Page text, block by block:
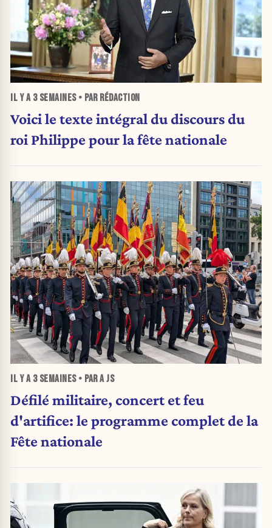
IL Y A 3 SEMAINES• PAR RÉDACTION
Voici le texte intégral du discours du
roi Philippe pour la fête nationale
IL Y A 3 SEMAINES• PAR A JS
Défilé militaire, concert et feu
d'artifice: le programme complet de la
Fête nationale